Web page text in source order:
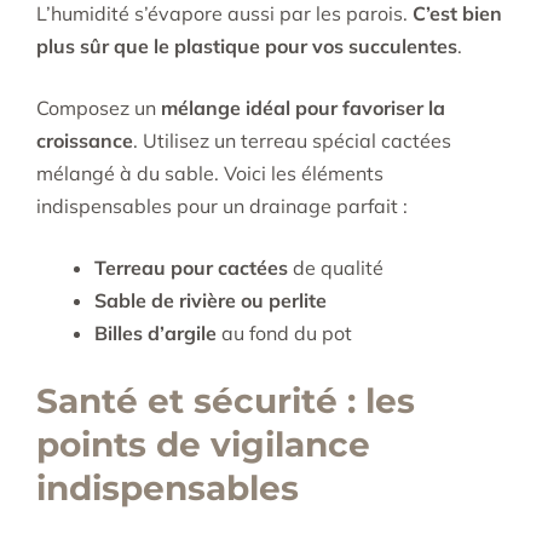
L’humidité s’évapore aussi par les parois. C’est bien
plus sûr que le plastique pour vos succulentes.
Composez un mélange idéal pour favoriser la
croissance. Utilisez un terreau spécial cactées
mélangé à du sable. Voici les éléments
indispensables pour un drainage parfait :
Terreau pour cactées de qualité
Sable de rivière ou perlite
Billes d’argile au fond du pot
Santé et sécurité : les
points de vigilance
indispensables